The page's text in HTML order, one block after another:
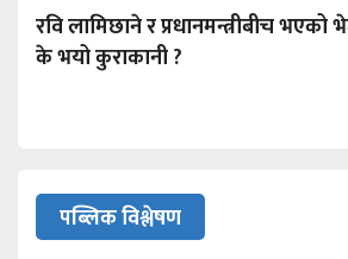
रवि लामिछाने र प्रधानमन्त्रीबीच भएको
के भयो कुराकानी ?
पब्लिक विश्लेषण